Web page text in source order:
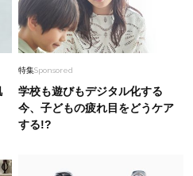
特集Sponsored
学校も遊びもデジタル化する
今、子どもの疲れ目をどうケア
する!?